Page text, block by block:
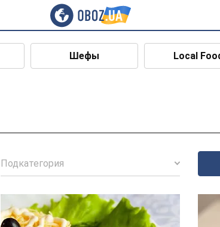
Шефы Local
Подкатегория